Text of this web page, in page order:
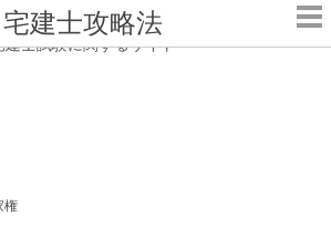
宅建士攻略法
建士試験に関するサイト
権